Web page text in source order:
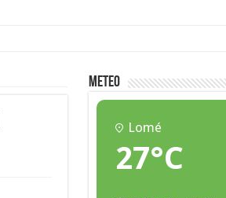
METEO
Lomé
27°C